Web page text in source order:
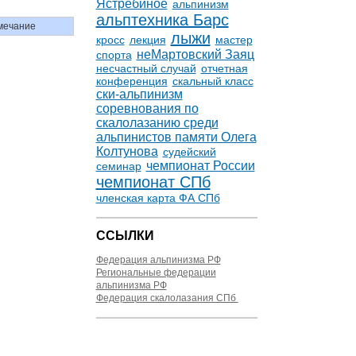
Ястребиное альпинизм
альптехника Барс
кросс лекция лыжи мастер
спорта неМартовский Заяц
несчастный случай отчетная
конференция скальный класс
ски-альпинизм
соревнования по
скалолазанию среди
альпинистов памяти Олега
Колтунова судейский
семинар чемпионат России
чемпионат СПб
членская карта ФА СПб
ССЫЛКИ
Федерация альпинизма РФ
Региональные федерации
альпинизма РФ
Федерация скалолазания СПб